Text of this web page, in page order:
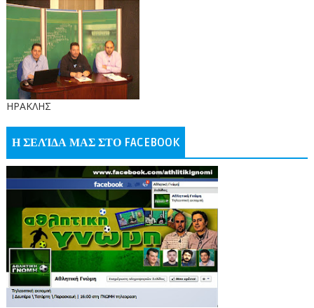
ΗΡΑΚΛΗΣ
Η ΣΕΛΊΔΑ ΜΑΣ ΣΤΟ FACEBOOK